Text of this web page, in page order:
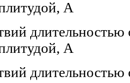
А
длительностью
А
длительностью